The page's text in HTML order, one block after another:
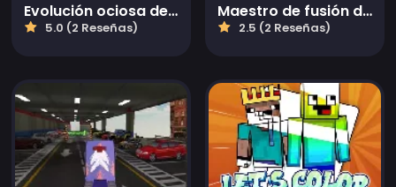
Evolución ociosa de la célula al ser humano
5.0 (2 Reseñas)
Maestro de fusión de dinosaurios
2.5 (2 Reseñas)